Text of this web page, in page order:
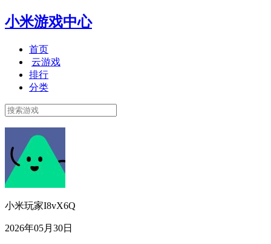
小米游戏中心
首页
云游戏
排行
分类
小米玩家I8vX6Q
2026年05月30日